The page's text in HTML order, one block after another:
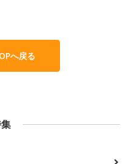
へ戻る